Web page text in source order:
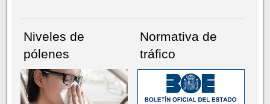
Niveles de
pólenes
Normativa de
tráfico